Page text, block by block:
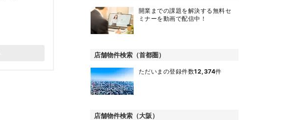
開業までの課題を解決する無料セ
ミナーを動画で配信中！
店舗物件検索（首都圏）
ただいまの登録件数12,374件
店舗物件検索（大阪）